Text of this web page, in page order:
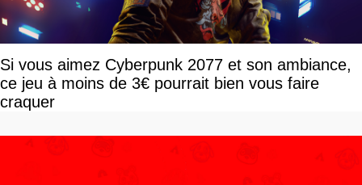
Si vous aimez Cyberpunk 2077 et son ambiance,
ce jeu à moins de 3€ pourrait bien vous faire
craquer